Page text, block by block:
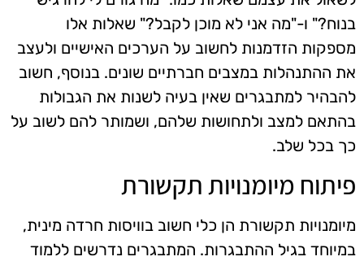
בנוח?" ו-"מה אני לא מוכן לקבל?" שאלות אלו
מספקות הזדמנות לחשוב על הערכים האישיים ולעצב
את ההתנהלות במצבים חברתיים שונים. בנוסף, חשוב
להבהיר למתבגרים שאין בעיה לשנות את הגבולות
בהתאם למצב ולתחושות שלהם, ושמותר להם לשוב על
כך בכל שלב.
פיתוח מיומנויות תקשורת
מיומנויות תקשורת הן כלי חשוב בוויסות חרדה מינית,
במיוחד בגיל ההתבגרות. המתבגרים נדרשים ללמוד